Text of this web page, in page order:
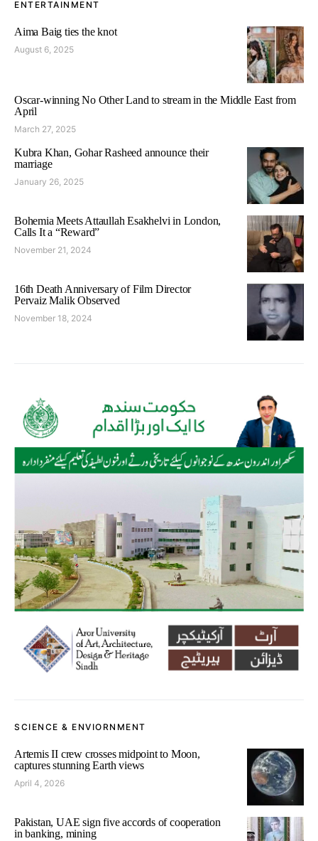
ENTERTAINMENT
Aima Baig ties the knot
August 6, 2025
Oscar-winning No Other Land to stream in the Middle East from
April
March 27, 2025
Kubra Khan, Gohar Rasheed announce their
marriage
January 26, 2025
Bohemia Meets Attaullah Esakhelvi in London,
Calls It a “Reward”
November 21, 2024
16th Death Anniversary of Film Director
Pervaiz Malik Observed
November 18, 2024
SCIENCE & ENVIORNMENT
Artemis II crew crosses midpoint to Moon,
captures stunning Earth views
April 4, 2026
Pakistan, UAE sign five accords of cooperation
in banking, mining